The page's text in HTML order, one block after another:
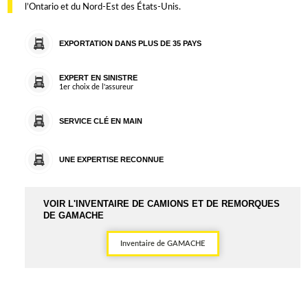
l’Ontario et du Nord-Est des États-Unis.
EXPORTATION DANS PLUS DE 35 PAYS
EXPERT EN SINISTRE
1er choix de l'assureur
SERVICE CLÉ EN MAIN
UNE EXPERTISE RECONNUE
VOIR L'INVENTAIRE DE CAMIONS ET DE REMORQUES
DE GAMACHE
Inventaire de GAMACHE